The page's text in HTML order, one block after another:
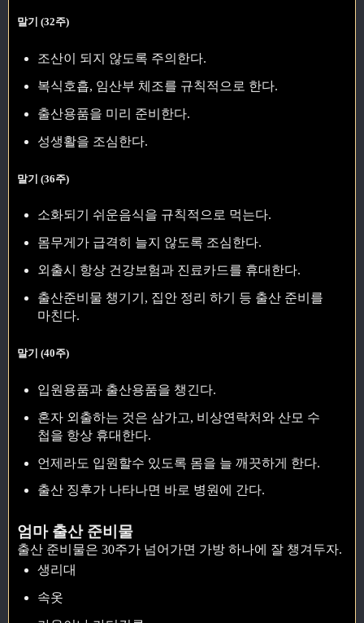
말기 (32주)
조산이 되지 않도록 주의한다.
복식호흡, 임산부 체조를 규칙적으로 한다.
출산용품을 미리 준비한다.
성생활을 조심한다.
말기 (36주)
소화되기 쉬운음식을 규칙적으로 먹는다.
몸무게가 급격히 늘지 않도록 조심한다.
외출시 항상 건강보험과 진료카드를 휴대한다.
출산준비물 챙기기, 집안 정리 하기 등 출산 준비를
마친다.
말기 (40주)
입원용품과 출산용품을 챙긴다.
혼자 외출하는 것은 삼가고, 비상연락처와 산모 수
첩을 항상 휴대한다.
언제라도 입원할수 있도록 몸을 늘 깨끗하게 한다.
출산 징후가 나타나면 바로 병원에 간다.
엄마 출산 준비물
출산 준비물은 30주가 넘어가면 가방 하나에 잘 챙겨두자.
생리대
속옷